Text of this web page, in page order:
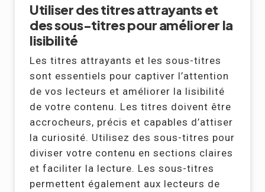
Utiliser des titres attrayants et
des sous-titres pour améliorer la
lisibilité
Les titres attrayants et les sous-titres
sont essentiels pour captiver l’attention
de vos lecteurs et améliorer la lisibilité
de votre contenu. Les titres doivent être
accrocheurs, précis et capables d’attiser
la curiosité. Utilisez des sous-titres pour
diviser votre contenu en sections claires
et faciliter la lecture. Les sous-titres
permettent également aux lecteurs de